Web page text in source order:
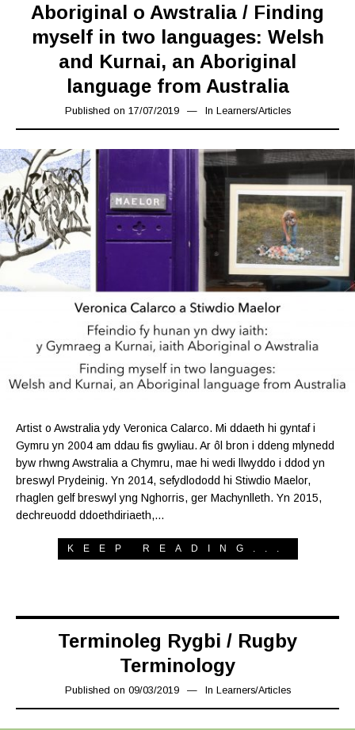
Aboriginal o Awstralia / Finding
myself in two languages: Welsh
and Kurnai, an Aboriginal
language from Australia
Published on 17/07/201919/07/2019
In Learners/Articles
Artist o Awstralia ydy Veronica Calarco. Mi ddaeth hi gyntaf i
Gymru yn 2004 am ddau fis gwyliau. Ar ôl bron i ddeng mlynedd
byw rhwng Awstralia a Chymru, mae hi wedi llwyddo i ddod yn
breswyl Prydeinig. Yn 2014, sefydlododd hi Stiwdio Maelor,
rhaglen gelf breswyl yng Nghorris, ger Machynlleth. Yn 2015,
dechreuodd ddoethdiriaeth,…
KEEP READING...
Terminoleg Rygbi / Rugby
Terminology
Published on 09/03/201915/03/2019
In Learners/Articles